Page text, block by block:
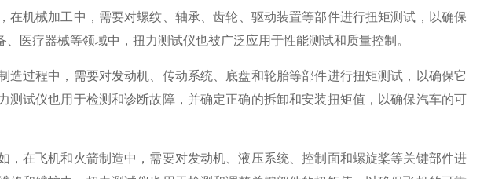
在机械加工中，需要对螺纹、轴承、齿轮、驱动装置等部件进行扭矩测试，以确保
医疗器械等领域中，扭力测试仪也被广泛应用于性能测试和质量控制。
过程中，需要对发动机、传动系统、底盘和轮胎等部件进行扭矩测试，以确保它
试仪也用于检测和诊断故障，并确定正确的拆卸和安装扭矩值，以确保汽车的可
在飞机和火箭制造中，需要对发动机、液压系统、控制面和螺旋桨等关键部件进